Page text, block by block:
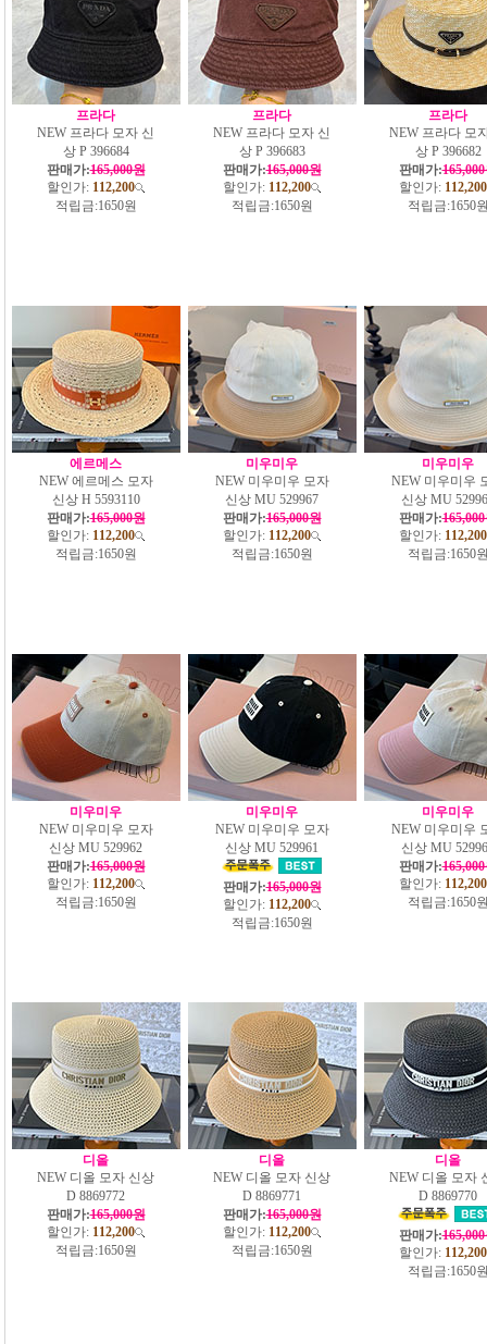
프라다
NEW 프라다 모자 신
상 P 396684
판매가:165,000원
할인가: 112,200
적립금:1650원
프라다
NEW 프라다 모자 신
상 P 396683
판매가:165,000원
할인가: 112,200
적립금:1650원
프라다
NEW 프라다 모
상 P 396682
판매가:
할인가: 112,200
적립금:1650
에르메스
NEW 에르메스 모자
신상 H 5593110
판매가:165,000원
할인가: 112,200
적립금:1650원
미우미우
NEW 미우미우 모자
신상 MU 529967
판매가:165,000원
할인가: 112,200
적립금:1650원
미우미우
NEW 미우미우
신상 MU
판매가:
할인가: 112,200
적립금:1650
미우미우
NEW 미우미우 모자
신상 MU 529962
판매가:165,000원
할인가: 112,200
적립금:1650원
미우미우
NEW 미우미우 모자
신상 MU 529961
판매가:165,000원
할인가: 112,200
적립금:1650원
미우미우
NEW 미우미우
신상 MU
판매가:
할인가: 112,200
적립금:1650
디올
NEW 디올 모자 신상
D 8869772
판매가:165,000원
할인가: 112,200
적립금:1650원
디올
NEW 디올 모자 신상
D 8869771
판매가:165,000원
할인가: 112,200
적립금:1650원
디올
NEW 디올 모자
D 8869770
판매가:
할인가: 112,200
적립금:1650